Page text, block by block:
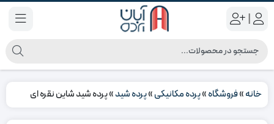
|
خانه»فروشگاه»پرده مکانیکی»پرده شید»پرده شید شاین نقره ای